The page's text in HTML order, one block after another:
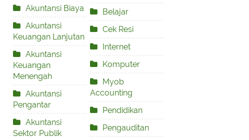
Akuntansi Biaya
Akuntansi
Keuangan Lanjutan
Akuntansi
Keuangan
Menengah
Akuntansi
Pengantar
Akuntansi
Sektor Publik
Belajar
Cek Resi
Internet
Komputer
Myob
Accounting
Pendidikan
Pengauditan